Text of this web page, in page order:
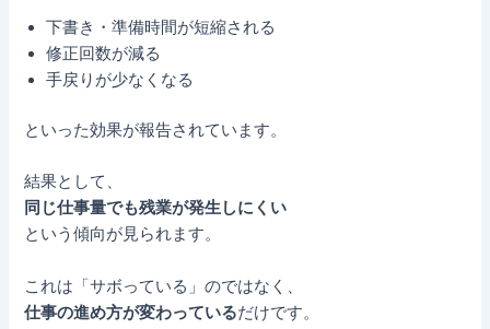
下書き・準備時間が短縮される
修正回数が減る
手戻りが少なくなる
といった効果が報告されています。
結果として、
同じ仕事量でも残業が発生しにくい
という傾向が見られます。
これは「サボっている」のではなく、
仕事の進め方が変わっているだけです。